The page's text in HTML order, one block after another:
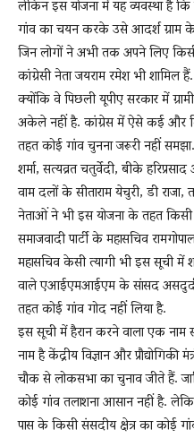
लेकिन इस योजना में यह व्यवस्था है
गांव का चयन करके उसे आदर्श ग्राम
जिन लोगों ने अभी तक अपने लिए
कांग्रेसी नेता जयराम रमेश भी
क्योंकि वे पिछली यूपीए सरकार में
अकेले नहीं है. कांग्रेस में ऐसे कई और
तहत कोई गांव चुनना जरूरी नहीं
शर्मा, सत्यव्रत चतुर्वेदी, बीके
वाम दलों के सीताराम येचुरी, डी
नेताओं ने भी इस योजना के तहत
समाजवादी पार्टी के महासचिव
महासचिव केसी त्यागी भी इस सूची में
वाले एआईएमआईएम के सांसद
तहत कोई गांव गोद नहीं लिया है.
इस सूची में हैरान करने वाला एक नाम
नाम है केंद्रीय विज्ञान और
चौक से लोकसभा का चुनाव जीते हैं.
कोई गांव तलाशना आसान नहीं है.
पास के किसी संसदीय क्षेत्र का कोई